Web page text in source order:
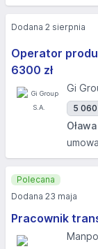
Operator
6300 zł
Gi
5
Dodana 2 sierpnia
Pracownik
Polecana
Dodana 23 maja